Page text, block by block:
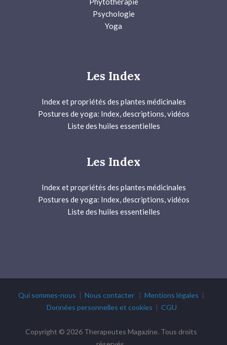
Psychologie
Yoga
Les Index
Index et propriétés des plantes médicinales
Postures de yoga: Index, descriptions, vidéos
Liste des huiles essentielles
Les Index
Index et propriétés des plantes médicinales
Postures de yoga: Index, descriptions, vidéos
Liste des huiles essentielles
Qui sommes-nous | Nous contacter| Mentions légales |
Données personnelles et cookies | CGU
Copyright © 2026 Therapeutes Magazine. Tous droits